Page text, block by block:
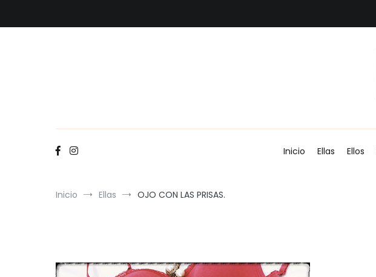
Inicio Ellas Ellos
Inicio Ellas OJO CON LAS PRISAS.